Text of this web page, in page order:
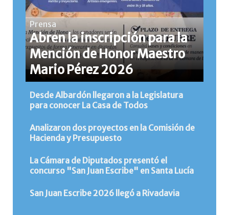
Prensa
Abren la inscripción para la
Mención de Honor Maestro
Mario Pérez 2026
Desde Albardón llegaron a la Legislatura
para conocer La Casa de Todos
Analizaron dos proyectos en la Comisión de
Hacienda y Presupuesto
La Cámara de Diputados presentó el
concurso "San Juan Escribe" en Santa Lucía
San Juan Escribe 2026 llegó a Rivadavia